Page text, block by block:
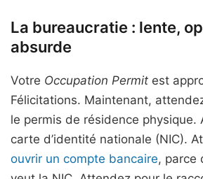
La bureaucratie : lente,
absurde
Votre Occupation Permit est
Félicitations. Maintenant,
le permis de résidence physique.
carte d’identité nationale (NIC).
ouvrir un compte bancaire, parce